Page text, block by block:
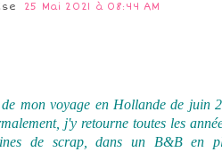
25 Mai 2021 à 08:44 AM
mon voyage en Hollande de juin
j'y retourne toutes les
de scrap, dans un B&B en